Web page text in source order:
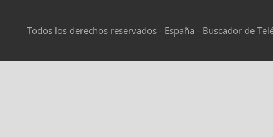
Todos los derechos reservados - España - Buscador de